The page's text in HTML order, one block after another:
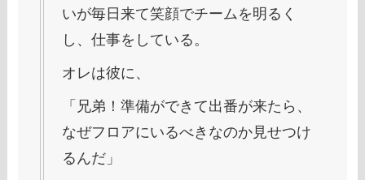
いが毎日来て笑顔でチームを明るく
し、仕事をしている。
オレは彼に、
「兄弟！準備ができて出番が来たら、
なぜフロアにいるべきなのか見せつけ
るんだ」